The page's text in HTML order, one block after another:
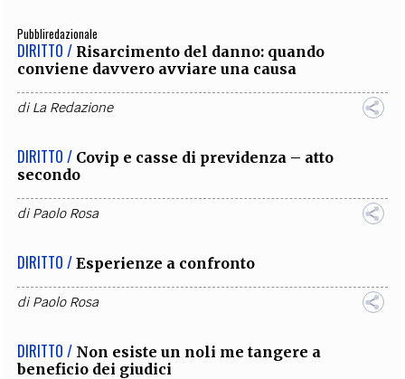
Pubbliredazionale
DIRITTO / Risarcimento del danno: quando
conviene davvero avviare una causa
diLa Redazione
DIRITTO / Covip e casse di previdenza – atto
secondo
diPaolo Rosa
DIRITTO / Esperienze a confronto
diPaolo Rosa
DIRITTO / Non esiste un noli me tangere a
beneficio dei giudici